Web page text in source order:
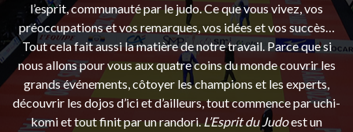
l’esprit, communauté par le judo. Ce que vous vivez, vos
préoccupations et vos remarques, vos idées et vos succès…
Tout cela fait aussi la matière de notre travail. Parce que si
nous allons pour vous aux quatre coins du monde couvrir les
grands événements, côtoyer les champions et les experts,
découvrir les dojos d’ici et d’ailleurs, tout commence par uchi-
komi et tout finit par un randori.L’Esprit du Judoest un